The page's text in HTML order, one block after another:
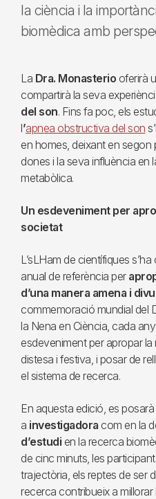
la ciència i la
biomèdica amb
La Dra. Monasterio oferirà
compartirà la seva
del son. Fins fa poc, els
l’apnea obstructiva del son
en homes, deixant en
dones i la seva influència en
metabòlica.
Un esdeveniment per
societat
L’sLHam de científiques
anual de referència per
d’una manera amena i
commemoració mundial del
la Nena en Ciència, cada
esdeveniment per apropar la
distesa i festiva, i posar de
el sistema de recerca.
En aquesta edició, es
a investigadora com en la
d’estudi en la recerca
de cinc minuts, les
trajectòria, els reptes de ser
recerca contribueix a